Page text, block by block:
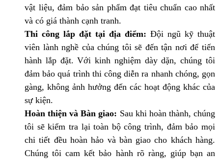
vật liệu, đảm bảo sản phẩm đạt tiêu chuẩn cao nhất
và có giá thành cạnh tranh.
Thi công lắp đặt tại địa điểm: Đội ngũ kỹ thuật
viên lành nghề của chúng tôi sẽ đến tận nơi để tiến
hành lắp đặt. Với kinh nghiệm dày dặn, chúng tôi
đảm bảo quá trình thi công diễn ra nhanh chóng, gọn
gàng, không ảnh hưởng đến các hoạt động khác của
sự kiện.
Hoàn thiện và Bàn giao: Sau khi hoàn thành, chúng
tôi sẽ kiểm tra lại toàn bộ công trình, đảm bảo mọi
chi tiết đều hoàn hảo và bàn giao cho khách hàng.
Chúng tôi cam kết bảo hành rõ ràng, giúp bạn an